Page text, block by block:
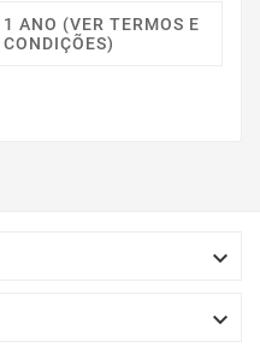
1 ANO (VER TERMOS E
CONDIÇÕES)

